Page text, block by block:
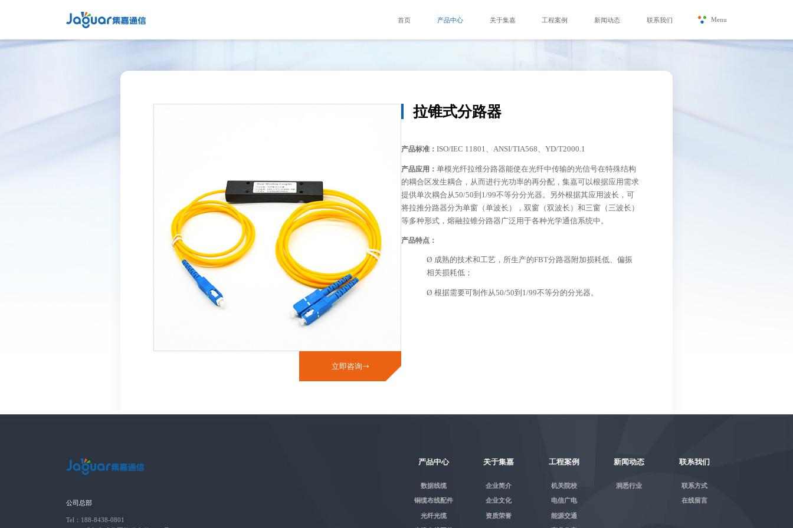
首页 产品中心 关于集嘉 工程案例 新闻动态 联系我们 Menu
>
立即咨询
拉锥式分路器
产品标准：ISO/IEC 11801、ANSI/TIA568、YD/T2000.1
产品应用：单模光纤拉维分路器能使在光纤中传输的光信号在特殊结构
的耦合区发生耦合，从而进行光功率的再分配，集嘉可以根据应用需求
提供单次耦合从50/50到 1/99不等分分光器。另外根据其应用波长，可
将拉推分路器分为单窗（单波长），双窗（双波长）和三窗（三波长）
等多种形式，熔融拉锥分路器广泛用于各种光学通信系统中。
产品特点：
Ø 成熟的技术和工艺，所生产的FBT分路器附加损耗低、偏振
相关损耗低；
Ø 根据需要可制作从50/50到 1/99不等分的分光器。
公司总部
Tel：188-8438-0801
产品中心
数据线缆
铜缆布线配件
光纤光缆
关于集嘉
企业简介
企业文化
资质荣誉
工程案例
机关院校
电信广电
能源交通
新闻动态
洞悉行业
联系我们
联系方式
在线留言